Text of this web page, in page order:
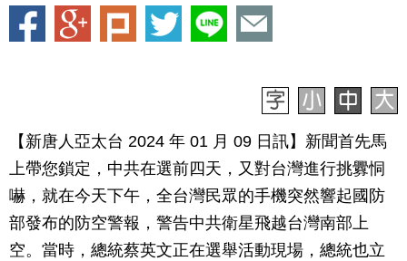
【新唐人亞太台 2024 年 01 月 09 日訊】新聞首先馬
上帶您鎖定，中共在選前四天，又對台灣進行挑釁恫
嚇，就在今天下午，全台灣民眾的手機突然響起國防
部發布的防空警報，警告中共衛星飛越台灣南部上
空。當時，總統蔡英文正在選舉活動現場，總統也立